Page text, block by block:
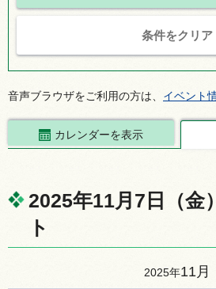
条件をクリア
音声ブラウザをご利用の方は、 イベント
カレンダーを表示
2025年11月7日（金
ト
2025年11月